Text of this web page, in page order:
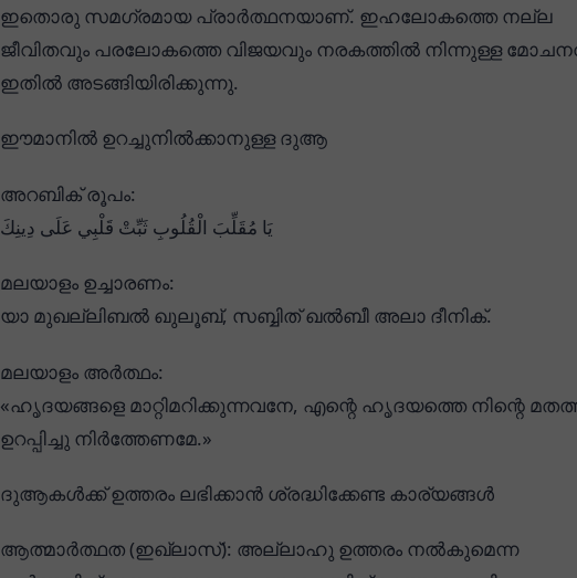
ഇതൊരു സമഗ്രമായ പ്രാർത്ഥനയാണ്. ഇഹലോകത്തെ നല്ല
ജീവിതവും പരലോകത്തെ വിജയവും നരകത്തിൽ നിന്നുള്ള
ഇതിൽ അടങ്ങിയിരിക്കുന്നു.
ഈമാനിൽ ഉറച്ചുനിൽക്കാനുള്ള ദുആ
അറബിക് രൂപം:
يَا مُقَلِّبَ الْقُلُوبِ ثَبِّتْ قَلْبِي عَلَى دِينِكَ
മലയാളം ഉച്ചാരണം:
യാ മുഖല്ലിബൽ ഖുലൂബ്, സബ്ബിത് ഖൽബീ അലാ ദീനിക്.
മലയാളം അർത്ഥം:
«ഹൃദയങ്ങളെ മാറ്റിമറിക്കുന്നവനേ, എന്റെ ഹൃദയത്തെ നിന്റെ
ഉറപ്പിച്ചു നിർത്തേണമേ.»
ദുആകൾക്ക് ഉത്തരം ലഭിക്കാൻ ശ്രദ്ധിക്കേണ്ട കാര്യങ്ങൾ
ആത്മാർത്ഥത (ഇഖ്ലാസ്): അല്ലാഹു ഉത്തരം നൽകുമെന്ന